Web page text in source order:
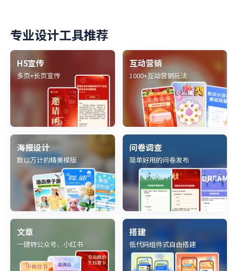
专业设计工具推荐
H5宣传
多页+长页宣传
互动营销
1000+互动营销玩法
海报设计
数以万计的精美模版
问卷调查
简单好用的问卷发布
文章
一键转公众号、小红书
搭建
低代码组件式自由搭建